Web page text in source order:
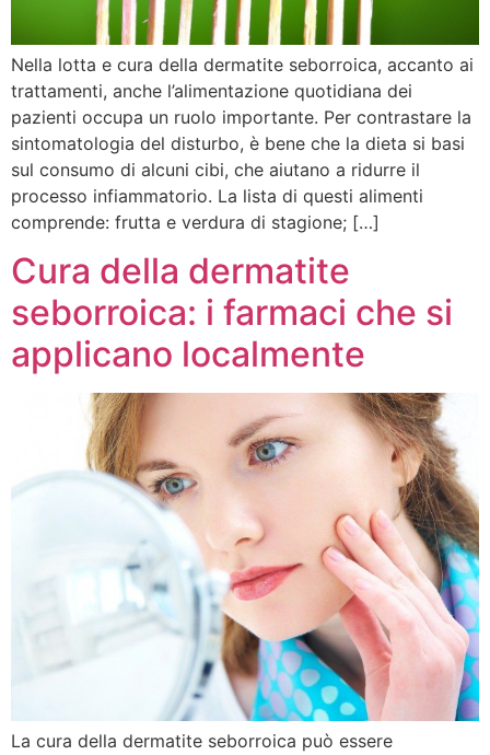
Nella lotta e cura della dermatite seborroica, accanto ai
trattamenti, anche l’alimentazione quotidiana dei
pazienti occupa un ruolo importante. Per contrastare la
sintomatologia del disturbo, è bene che la dieta si basi
sul consumo di alcuni cibi, che aiutano a ridurre il
processo infiammatorio. La lista di questi alimenti
comprende: frutta e verdura di stagione; […]
Cura della dermatite
seborroica: i farmaci che si
applicano localmente
La cura della dermatite seborroica può essere